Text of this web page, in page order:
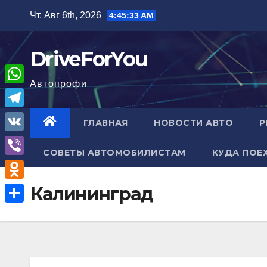
содержимому
Чт. Авг 6th, 2026 4:45:34 AM
DriveForYou
Автопрофи
ГЛАВНАЯ НОВОСТИ АВТО
СОВЕТЫ АВТОМОБИЛИСТАМ КУДА
Калининград
W
h
a
A
T
e
l
e
g
V
K
V
i
b
e
O